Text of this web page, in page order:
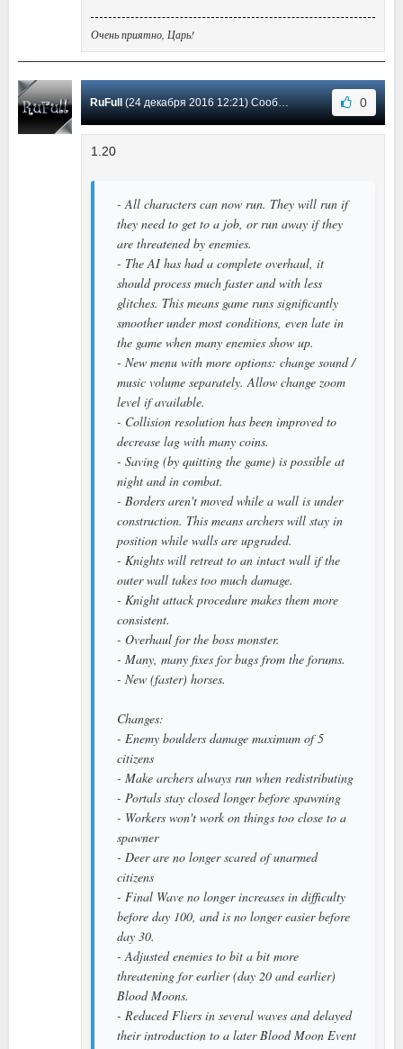
Очень приятно, Царь!
RuFull(24 декабря 2016 12:21) Сообщение #3 0
1.20
- All characters can now run. They will run if
they need to get to a job, or run away if they
are threatened by enemies.
- The AI has had a complete overhaul, it
should process much faster and with less
glitches. This means game runs significantly
smoother under most conditions, even late in
the game when many enemies show up.
- New menu with more options: change sound /
music volume separately. Allow change zoom
level if available.
- Collision resolution has been improved to
decrease lag with many coins.
- Saving (by quitting the game) is possible at
night and in combat.
- Borders aren't moved while a wall is under
construction. This means archers will stay in
position while walls are upgraded.
- Knights will retreat to an intact wall if the
outer wall takes too much damage.
- Knight attack procedure makes them more
consistent.
- Overhaul for the boss monster.
- Many, many fixes for bugs from the forums.
- New (faster) horses.
Changes:
- Enemy boulders damage maximum of 5
citizens
- Make archers always run when redistributing
- Portals stay closed longer before spawning
- Workers won't work on things too close to a
spawner
- Deer are no longer scared of unarmed
citizens
- Final Wave no longer increases in difficulty
before day 100, and is no longer easier before
day 30.
- Adjusted enemies to bit a bit more
threatening for earlier (day 20 and earlier)
Blood Moons.
- Reduced Fliers in several waves and delayed
their introduction to a later Blood Moon Event